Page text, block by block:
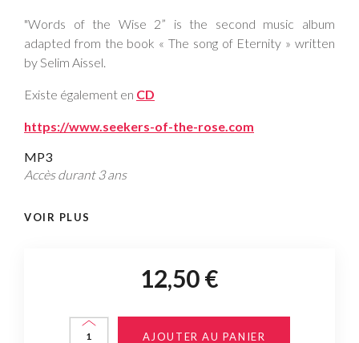
"Words of the Wise 2” is the second music album
adapted from the book « The song of Eternity » written
by Selim Aissel.
Existe également en CD
https://www.seekers-of-the-rose.com
MP3
Accès durant 3 ans
VOIR PLUS
12,50 €
AJOUTER AU PANIER